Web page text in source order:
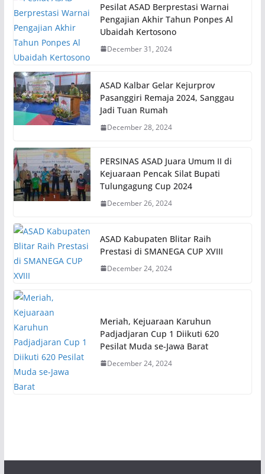
Pesilat ASAD Berprestasi Warnai
Pengajian Akhir Tahun Ponpes Al
Ubaidah Kertosono
December 31, 2024
ASAD Kalbar Gelar Kejurprov
Pasanggiri Remaja 2024, Sanggau
Jadi Tuan Rumah
December 28, 2024
PERSINAS ASAD Juara Umum II di
Kejuaraan Pencak Silat Bupati
Tulungagung Cup 2024
December 26, 2024
ASAD Kabupaten Blitar Raih
Prestasi di SMANEGA CUP XVIII
December 24, 2024
Meriah, Kejuaraan Karuhun
Padjadjaran Cup 1 Diikuti 620
Pesilat Muda se-Jawa Barat
December 24, 2024